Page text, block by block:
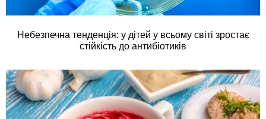
Небезпечна тенденція: у дітей у всьому світі зростає
стійкість до антибіотиків